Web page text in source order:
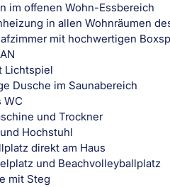
im offenen Wohn-Essbereich
in allen Wohnräumen
mit hochwertigen
Lichtspiel
Dusche im Saunabereich
WC
und Trockner
Hochstuhl
direkt am Haus
und Beachvolleyballplatz
mit Steg